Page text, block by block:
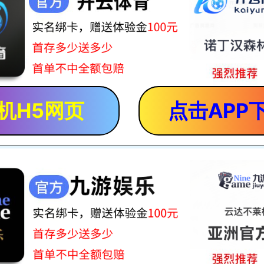
H5网页 点击APP